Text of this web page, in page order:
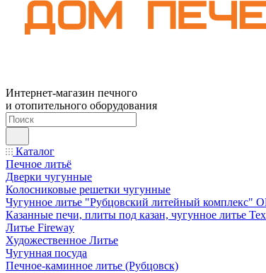
Интернет-магазин печного
и отопительного оборудования
Каталог
Печное литьё
Дверки чугунные
Колосниковые решетки чугунные
Чугунное литье "Рубцовский литейный комплекс"
Казанные печи, плиты под казан, чугунное литье
Литье Fireway
Художественное Литье
Чугунная посуда
Печное-каминное литье (Рубцовск)